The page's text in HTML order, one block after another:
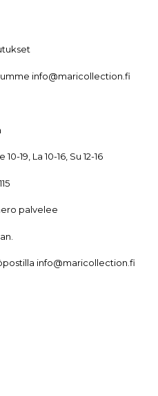
info@maricollection.fi
19, La 10-16, Su 12-16
palvelee
info@maricollection.fi